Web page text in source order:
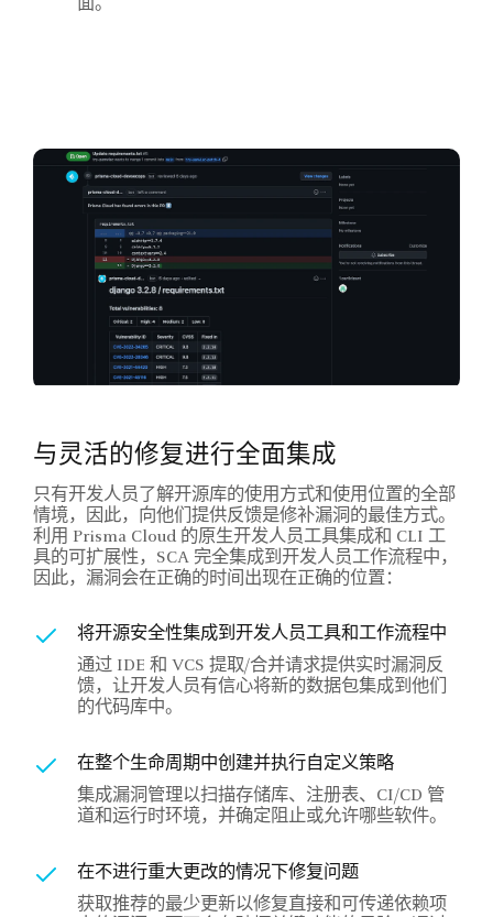
面。
与灵活的修复进行全面集成
只有开发人员了解开源库的使用方式和使用位置的全部
情境，因此，向他们提供反馈是修补漏洞的最佳方式。
利用 Prisma Cloud 的原生开发人员工具集成和 CLI 工
具的可扩展性，SCA 完全集成到开发人员工作流程中，
因此，漏洞会在正确的时间出现在正确的位置：
将开源安全性集成到开发人员工具和工作流程中
通过 IDE 和 VCS 提取/合并请求提供实时漏洞反
馈，让开发人员有信心将新的数据包集成到他们
的代码库中。
在整个生命周期中创建并执行自定义策略
集成漏洞管理以扫描存储库、注册表、CI/CD 管
道和运行时环境，并确定阻止或允许哪些软件。
在不进行重大更改的情况下修复问题
获取推荐的最少更新以修复直接和可传递依赖项